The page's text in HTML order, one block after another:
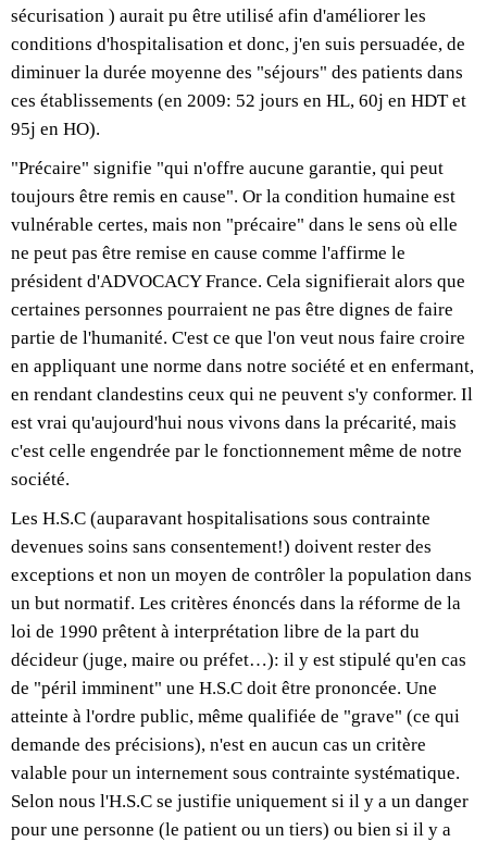
sécurisation ) aurait pu être utilisé afin d'améliorer les
conditions d'hospitalisation et donc, j'en suis persuadée, de
diminuer la durée moyenne des "séjours" des patients dans
ces établissements (en 2009: 52 jours en HL, 60j en HDT et
95j en HO).
"Précaire" signifie "qui n'offre aucune garantie, qui peut
toujours être remis en cause". Or la condition humaine est
vulnérable certes, mais non "précaire" dans le sens où elle
ne peut pas être remise en cause comme l'affirme le
président d'ADVOCACY France. Cela signifierait alors que
certaines personnes pourraient ne pas être dignes de faire
partie de l'humanité. C'est ce que l'on veut nous faire croire
en appliquant une norme dans notre société et en enfermant,
en rendant clandestins ceux qui ne peuvent s'y conformer. Il
est vrai qu'aujourd'hui nous vivons dans la précarité, mais
c'est celle engendrée par le fonctionnement même de notre
société.
Les H.S.C (auparavant hospitalisations sous contrainte
devenues soins sans consentement!) doivent rester des
exceptions et non un moyen de contrôler la population dans
un but normatif. Les critères énoncés dans la réforme de la
loi de 1990 prêtent à interprétation libre de la part du
décideur (juge, maire ou préfet…): il y est stipulé qu'en cas
de "péril imminent" une H.S.C doit être prononcée. Une
atteinte à l'ordre public, même qualifiée de "grave" (ce qui
demande des précisions), n'est en aucun cas un critère
valable pour un internement sous contrainte systématique.
Selon nous l'H.S.C se justifie uniquement si il y a un danger
pour une personne (le patient ou un tiers) ou bien si il y a